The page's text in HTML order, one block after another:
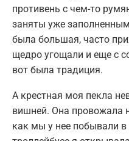
противень с чем-то
заняты уже
была большая, часто
щедро угощали и еще с
вот была традиция.
А крестная моя пекла
вишней. Она провожала
как мы у нее побывали в